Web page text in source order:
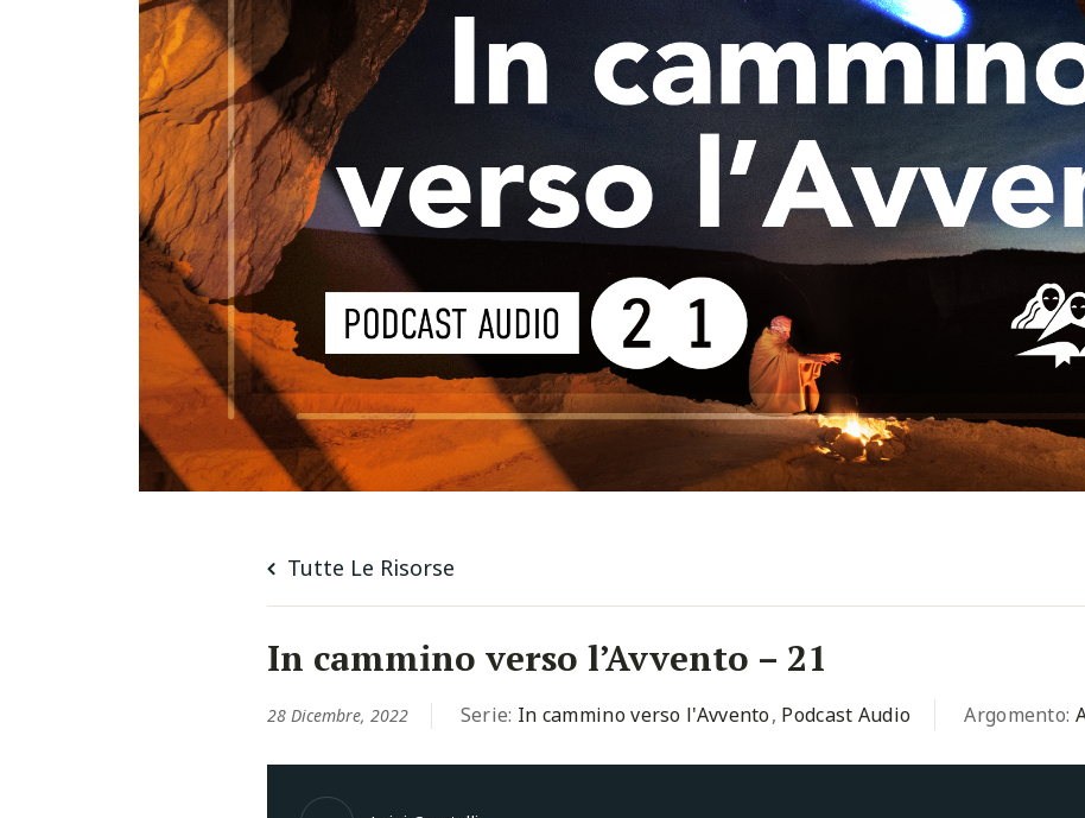
Tutte Le Risorse
In cammino verso l’Avvento – 21
28 Dicembre, 2022 Serie: In cammino verso l'Avvento, Podcast Audio Argomento: